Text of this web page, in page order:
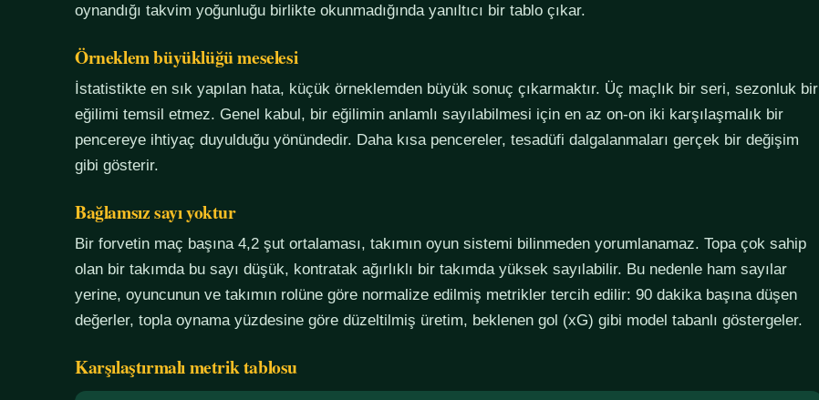
oynandığı takvim yoğunluğu birlikte okunmadığında yanıltıcı bir tablo çıkar.
Örneklem büyüklüğü meselesi
İstatistikte en sık yapılan hata, küçük örneklemden büyük sonuç çıkarmaktır. Üç maçlık bir seri, sezonluk bir
eğilimi temsil etmez. Genel kabul, bir eğilimin anlamlı sayılabilmesi için en az on-on iki karşılaşmalık bir
pencereye ihtiyaç duyulduğu yönündedir. Daha kısa pencereler, tesadüfi dalgalanmaları gerçek bir değişim
gibi gösterir.
Bağlamsız sayı yoktur
Bir forvetin maç başına 4,2 şut ortalaması, takımın oyun sistemi bilinmeden yorumlanamaz. Topa çok sahip
olan bir takımda bu sayı düşük, kontratak ağırlıklı bir takımda yüksek sayılabilir. Bu nedenle ham sayılar
yerine, oyuncunun ve takımın rolüne göre normalize edilmiş metrikler tercih edilir: 90 dakika başına düşen
değerler, topla oynama yüzdesine göre düzeltilmiş üretim, beklenen gol (xG) gibi model tabanlı göstergeler.
Karşılaştırmalı metrik tablosu